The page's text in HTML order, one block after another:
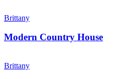
Brittany
Modern Country House
Brittany